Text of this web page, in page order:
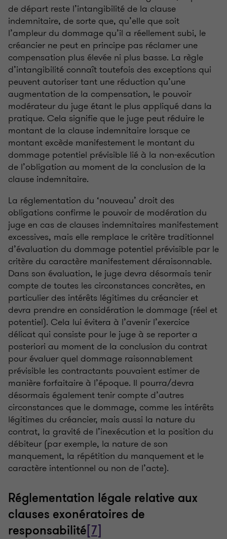
de départ reste l’intangibilité de la clause
indemnitaire, de sorte que, qu’elle que soit
l’ampleur du dommage qu’il a réellement subi, le
créancier ne peut en principe pas réclamer une
compensation plus élevée ni plus basse. La règle
d’intangibilité connaît toutefois des exceptions qui
peuvent autoriser tant une réduction qu’une
augmentation de la compensation, le pouvoir
modérateur du juge étant le plus appliqué dans la
pratique. Cela signifie que le juge peut réduire le
montant de la clause indemnitaire lorsque ce
montant excède manifestement le montant du
dommage potentiel prévisible lié à la non-exécution
de l’obligation au moment de la conclusion de la
clause indemnitaire.
La réglementation du ‘nouveau’ droit des
obligations confirme le pouvoir de modération du
juge en cas de clauses indemnitaires manifestement
excessives, mais elle remplace le critère traditionnel
d’évaluation du dommage potentiel prévisible par le
critère du caractère manifestement déraisonnable.
Dans son évaluation, le juge devra désormais tenir
compte de toutes les circonstances concrètes, en
particulier des intérêts légitimes du créancier et
devra prendre en considération le dommage (réel et
potentiel). Cela lui évitera à l’avenir l’exercice
délicat qui consiste pour le juge à se reporter a
posteriori au moment de la conclusion du contrat
pour évaluer quel dommage raisonnablement
prévisible les contractants pouvaient estimer de
manière forfaitaire à l’époque. Il pourra/devra
désormais également tenir compte d’autres
circonstances que le dommage, comme les intérêts
légitimes du créancier, mais aussi la nature du
contrat, la gravité de l’inexécution et la position du
débiteur (par exemple, la nature de son
manquement, la répétition du manquement et le
caractère intentionnel ou non de l’acte).
Réglementation légale relative aux
clauses exonératoires de
responsabilité[7]